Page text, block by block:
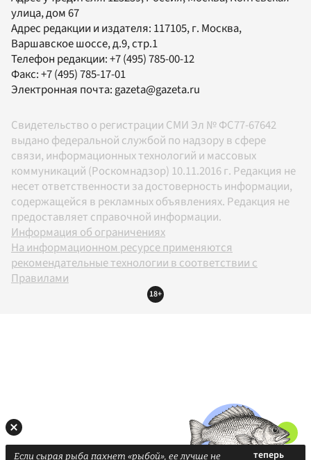
улица, дом 67
Адрес редакции и издателя: 117105, г. Москва,
Варшавское шоссе, д.9, стр.1
Телефон редакции:+7 (495) 785-00-12
Факс:+7 (495) 785-17-01
Электронная почта: gazeta@gazeta.ru
Свидетельство о регистрации СМИ Эл № ФС77-67642
выдано федеральной службой по надзору в сфере
связи, информационных технологий и массовых
коммуникаций (Роскомнадзор) 10.11.2016 г. Редакция не
несет ответственности за достоверность информации,
содержащейся в рекламных объявлениях. Редакция не
предоставляет справочной информации.
Информация об ограничениях
На информационном ресурсе применяются
рекомендательные технологии в соответствии с
Правилами
18+
Если сырая рыба пахнет «рыбой», ее лучше не